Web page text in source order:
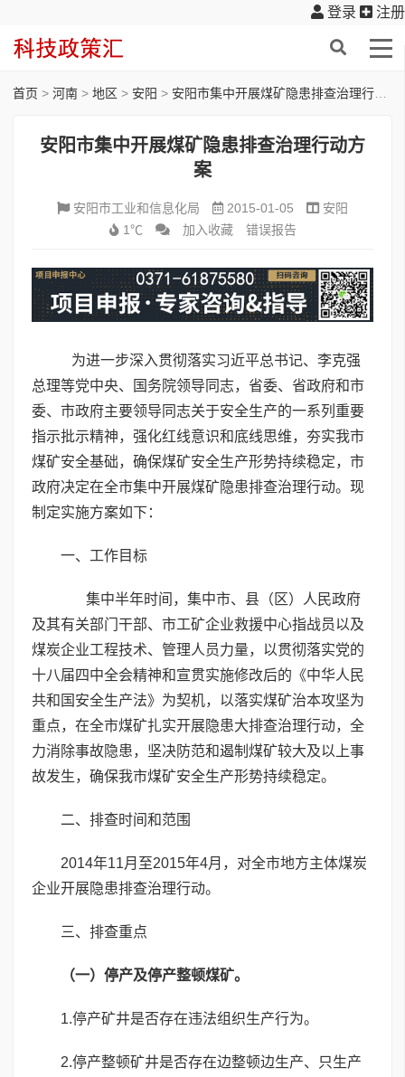
登录 注册
首页 > 河南 > 地区 > 安阳 > 安阳市集中开展煤矿隐患排查治理行动方案
安阳市集中开展煤矿隐患排查治理行动方
案
安阳市工业和信息化局 2015-01-05
安阳
1℃
加入收藏 错误报告
为进一步深入贯彻落实习近平总书记、李克强
总理等党中央、国务院领导同志，省委、省政府和市
委、市政府主要领导同志关于安全生产的一系列重要
指示批示精神，强化红线意识和底线思维，夯实我市
煤矿安全基础，确保煤矿安全生产形势持续稳定，市
政府决定在全市集中开展煤矿隐患排查治理行动。现
制定实施方案如下：
一、工作目标
集中半年时间，集中市、县（区）人民政府
及其有关部门干部、市工矿企业救援中心指战员以及
煤炭企业工程技术、管理人员力量，以贯彻落实党的
十八届四中全会精神和宣贯实施修改后的《中华人民
共和国安全生产法》为契机，以落实煤矿治本攻坚为
重点，在全市煤矿扎实开展隐患大排查治理行动，全
力消除事故隐患，坚决防范和遏制煤矿较大及以上事
故发生，确保我市煤矿安全生产形势持续稳定。
二、排查时间和范围
2014年11月至2015年4月，对全市地方主体煤炭
企业开展隐患排查治理行动。
三、排查重点
（一）停产及停产整顿煤矿。
1.停产矿井是否存在违法组织生产行为。
2.停产整顿矿井是否存在边整顿边生产、只生产